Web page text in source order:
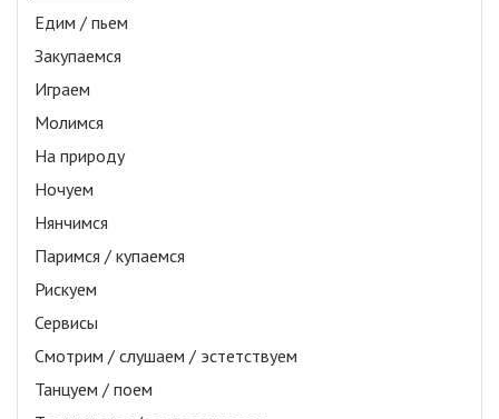
Едим / пьем
Закупаемся
Играем
Молимся
На природу
Ночуем
Нянчимся
Паримся / купаемся
Рискуем
Сервисы
Смотрим / слушаем / эстетствуем
Танцуем / поем